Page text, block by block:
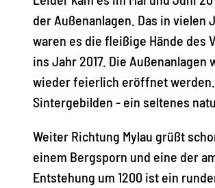
der Außenanlagen. Das in
waren es die fleißige Hände des
ins Jahr 2017. Die
wieder feierlich eröffnet
Sintergebilden - ein seltenes
Weiter Richtung Mylau grüßt
einem Bergsporn und eine der
Entstehung um 1200 ist ein